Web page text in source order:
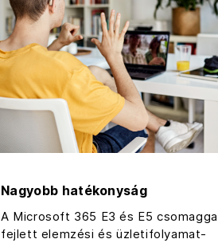
Nagyobb hatékonyság
A Microsoft 365 E3 és E5
fejlett elemzési és üzletifolyamat-